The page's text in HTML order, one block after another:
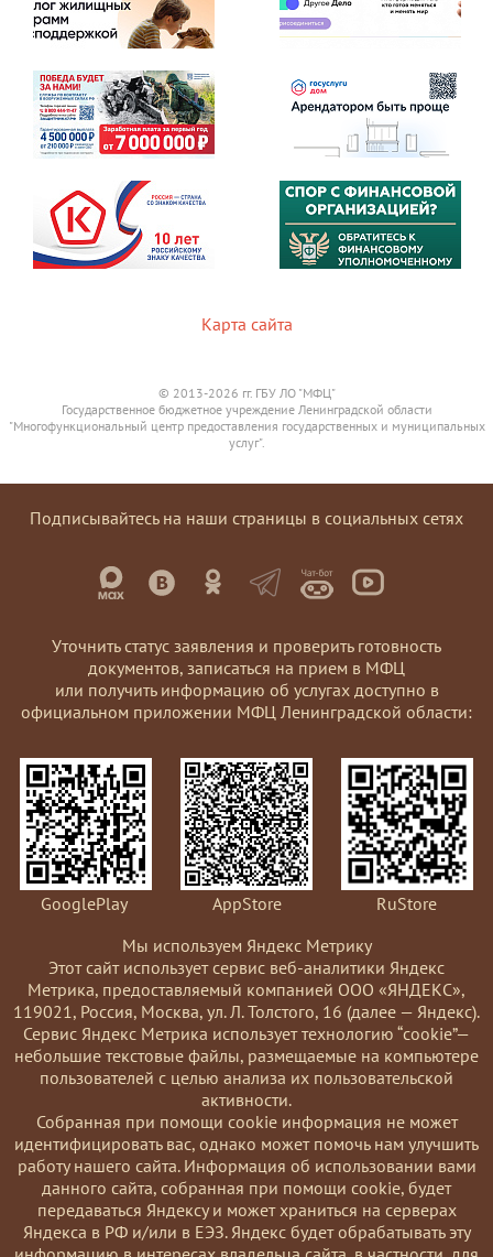
Карта сайта
© 2013-2026 гг. ГБУ ЛО "МФЦ"
Государственное бюджетное учреждение Ленинградской области
"Многофункциональный центр предоставления государственных и муниципальных
услуг".
Подписывайтесь на наши страницы в социальных сетях
Уточнить статус заявления и проверить готовность
документов, записаться на прием в МФЦ
или получить информацию об услугах доступно в
официальном приложении МФЦ Ленинградской области:
GooglePlay AppStore
RuStore
Мы используем Яндекс Метрику
Этот сайт использует сервис веб-аналитики Яндекс
Метрика, предоставляемый компанией ООО «ЯНДЕКС»,
119021, Россия, Москва, ул. Л. Толстого, 16 (далее — Яндекс).
Сервис Яндекс Метрика использует технологию “cookie”—
небольшие текстовые файлы, размещаемые на компьютере
пользователей с целью анализа их пользовательской
активности.
Coбранная при помощи cookie информация не может
идентифицировать вас, однако может помочь нам улучшить
работу нашего сайта. Информация об использовании вами
данного сайта, собранная при помощи cookie, будет
передаваться Яндексу и может храниться на серверах
Яндекса в РФ и/или в ЕЭЗ. Яндекс будет обрабатывать эту